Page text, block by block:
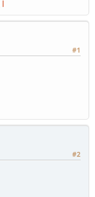
|
#1
#2